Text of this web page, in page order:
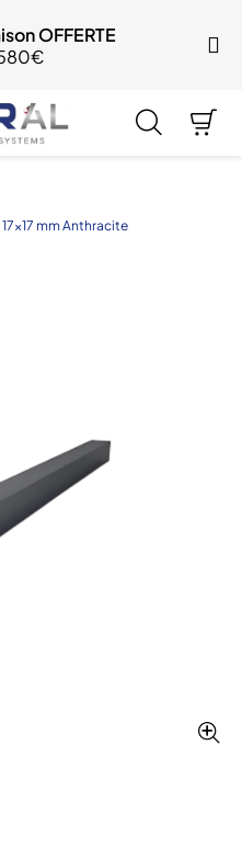
OFFERTE
mm Anthracite